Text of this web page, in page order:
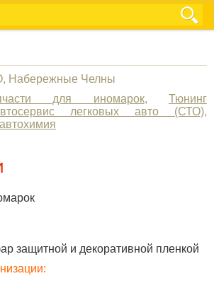
Набережные Челны
для иномарок, Тюнинг
легковых авто (СТО),
защитной и декоративной пленкой